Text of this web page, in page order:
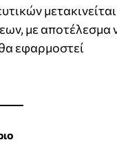
μετακινείται
με αποτέλεσμα
εφαρμοστεί